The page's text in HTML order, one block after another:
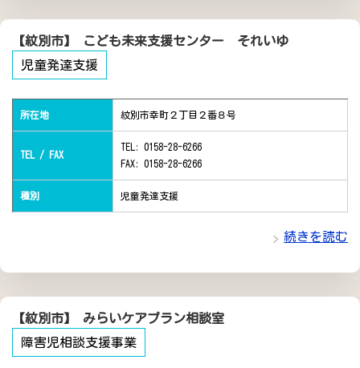
【紋別市】 こども未来支援センター それいゆ
児童発達支援
所在地 紋別市幸町２丁目２番８号
TEL / FAX
TEL: 0158-28-6266
FAX: 0158-28-6266
種別 児童発達支援
続きを読む
【紋別市】 みらいケアプラン相談室
障害児相談支援事業